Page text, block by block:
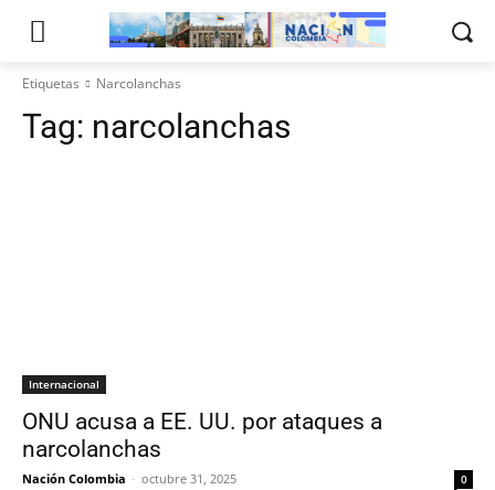
Etiquetas Narcolanchas
Tag: narcolanchas
Internacional
ONU acusa a EE. UU. por ataques a
narcolanchas
Nación Colombia - octubre 31, 2025 0